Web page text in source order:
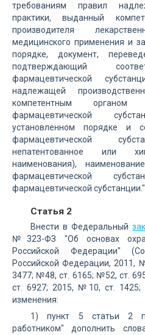
требованиям правил
практики, выданный
производителя
медицинского применения и
порядке, документ,
подтверждающий
фармацевтической
надлежащей
компетентным органом
фармацевтической
установленном порядке и
фармацевтической
непатентованное или
наименования),
фармацевтической
фармацевтической субстанции.".
Статья 2
Внести в Федеральный
№323-ФЗ "Об основах
Российской Федерации"
Российской Федерации, 2011,
3477; №48, ст. 6165; №52, ст.
ст. 6927; 2015, №10, ст.
изменения:
1) пункт 5 статьи 2
работником" дополнить